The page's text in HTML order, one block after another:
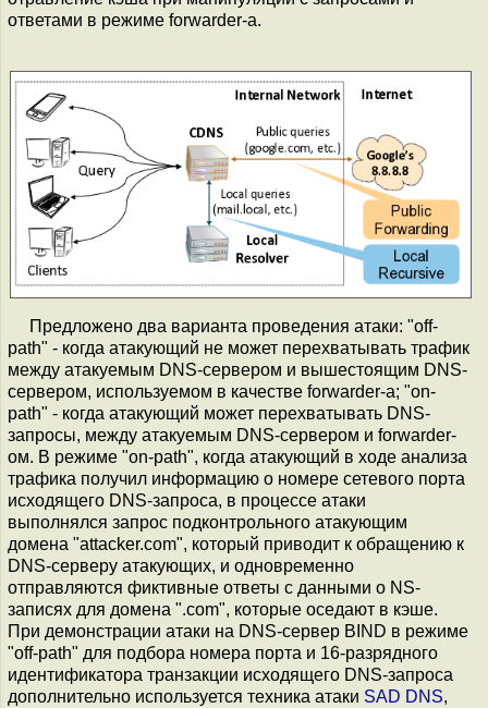
ответами в режиме forwarder-а.
Предложено два варианта проведения атаки: "off-
path" - когда атакующий не может перехватывать трафик
между атакуемым DNS-сервером и вышестоящим DNS-
сервером, используемом в качестве forwarder-а; "on-
path" - когда атакующий может перехватывать DNS-
запросы, между атакуемым DNS-сервером и forwarder-
ом. В режиме "on-path", когда атакующий в ходе анализа
трафика получил информацию о номере сетевого порта
исходящего DNS-запроса, в процессе атаки
выполнялся запрос подконтрольного атакующим
домена "attacker.com", который приводит к обращению к
DNS-серверу атакующих, и одновременно
отправляются фиктивные ответы с данными о NS-
записях для домена ".com", которые оседают в кэше.
При демонстрации атаки на DNS-сервер BIND в режиме
"off-path" для подбора номера порта и 16-разрядного
идентификатора транзакции исходящего DNS-запроса
дополнительно используется техника атаки SAD DNS,